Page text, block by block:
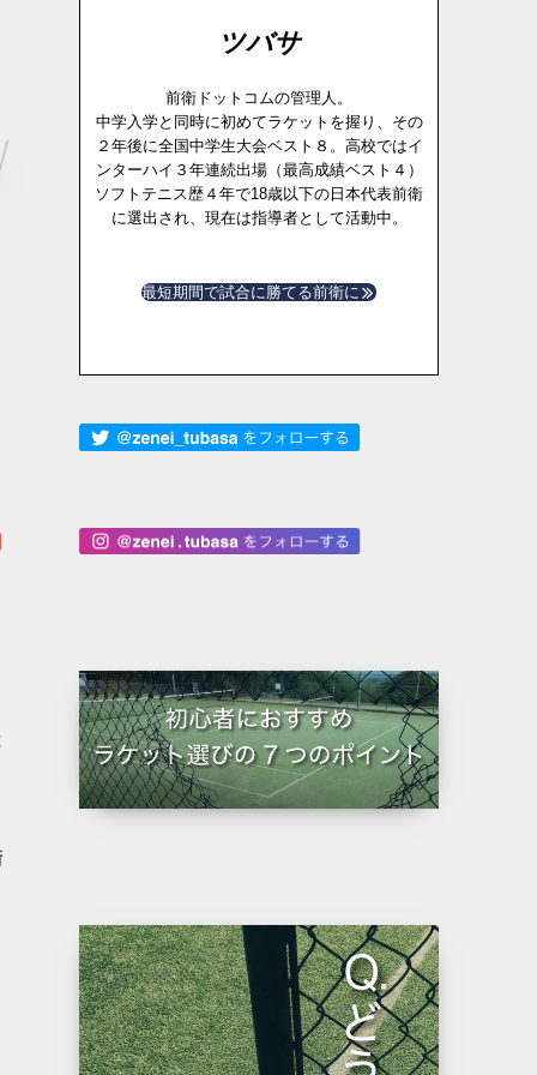
ツバサ
前衛ドットコムの管理人。
中学入学と同時に初めてラケットを握り、その
２年後に全国中学生大会ベスト８。高校ではイ
ンターハイ３年連続出場（最高成績ベスト４）
ソフトテニス歴４年で18歳以下の日本代表前衛
に選出され、現在は指導者として活動中。
最短期間で試合に勝てる前衛に